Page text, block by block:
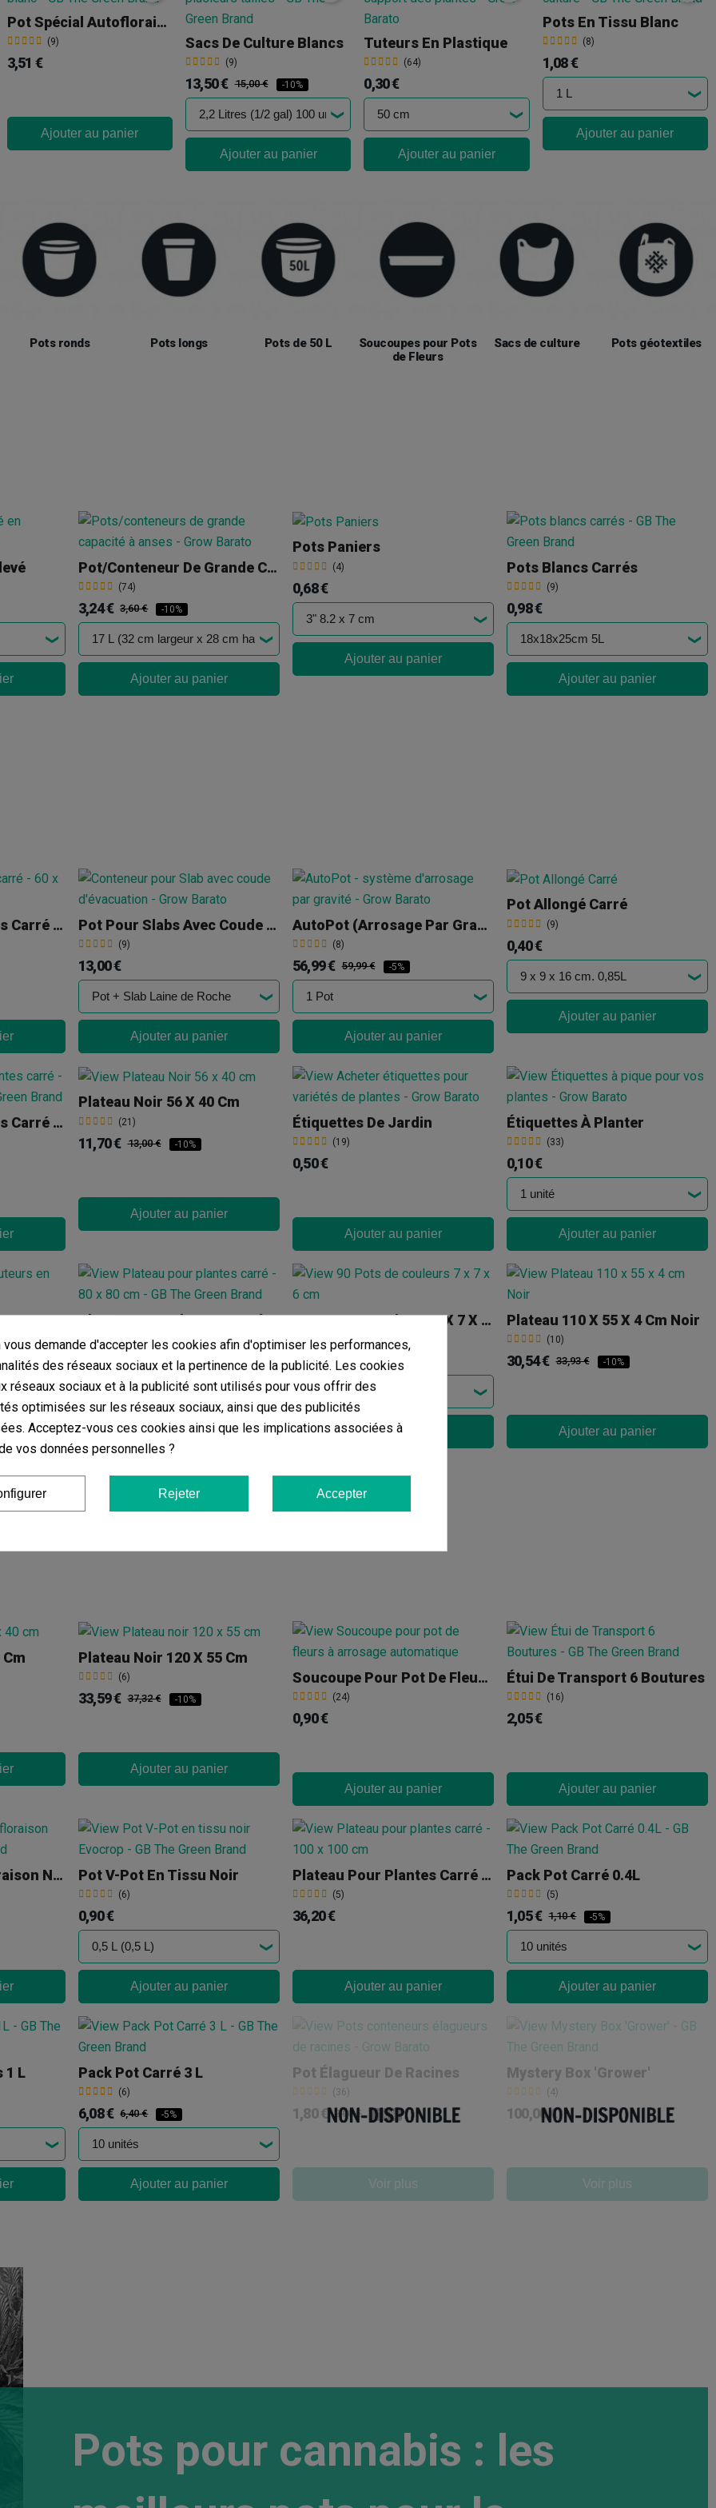
Pot Spécial Autofloraison Blanc
(9)
3,51 €
Ajouter au panier
Sacs De Culture Blancs
(9)
13,50 € 15,00 € -10%
Ajouter au panier
Tuteurs En Plastique
(64)
0,30 €
Ajouter au panier
Pots En Tissu Blanc
(8)
1,08 €
Ajouter au panier
Pots ronds Pots longs Pots de 50 L
Soucoupes pour Pots
de Fleurs
Sacs de culture Pots géotextiles
Pot/Conteneur De Grande Capacité À Anses
(74)
3,24 € 3,60 € -10%
Ajouter au panier
Pots Paniers
(4)
0,68 €
Ajouter au panier
Pots Blancs Carrés
(9)
0,98 €
Ajouter au panier
Plateau Pour Plantes Carré - 60 X 60 Cm Pot Pour Slabs Avec Coude D'évacuation
(9)
13,00 €
Ajouter au panier
AutoPot (arrosage Par Gravité)
(8)
56,99 € 59,99 € -5%
Ajouter au panier
Pot Allongé Carré
(9)
0,40 €
Ajouter au panier
Plateau Pour Plantes Carré - 120 X 120 Cm
Plateau Noir 56 X 40 Cm
(21)
11,70 € 13,00 € -10%
Ajouter au panier
Étiquettes De Jardin
(19)
0,50 €
Ajouter au panier
Étiquettes À Planter
(33)
0,10 €
Ajouter au panier
Capuchon Pour Tuteurs En Plastique Plateau Pour Plantes Carré - 80 X 80 Cm
(16)
31,63 €
Ajouter au panier
90 Pots De Couleurs 7 X 7 X 6 Cm
(7)
12,00 €
Ajouter au panier
Plateau 110 X 55 X 4 Cm Noir
(10)
30,54 € 33,93 € -10%
Ajouter au panier
Plateau Noir 120 X 55 Cm
(6)
33,59 € 37,32 € -10%
Ajouter au panier
Soucoupe Pour Pot De Fleurs À Arrosage Automatique
(24)
0,90 €
Ajouter au panier
Étui De Transport 6 Boutures
(16)
2,05 €
Ajouter au panier
Pot Spécial Autofloraison Noir Pot V-Pot En Tissu Noir
(6)
0,90 €
Ajouter au panier
Plateau Pour Plantes Carré - 100 X 100 Cm
(5)
36,20 €
Ajouter au panier
Pack Pot Carré 0.4L
(5)
1,05 € 1,10 € -5%
Ajouter au panier
1 L Pack Pot Carré 3 L
(6)
6,08 € 6,40 € -5%
Ajouter au panier
Pot Élagueur De Racines
(36)
1,80 € 2,00 € -10%
Voir plus
Mystery Box 'Grower'
(4)
100,00 €
Voir plus
Pots pour cannabis : les
vous demande d'accepter les cookies afin d'optimiser les performances,
des réseaux sociaux et la pertinence de la publicité. Les cookies
réseaux sociaux et à la publicité sont utilisés pour vous offrir des
optimisées sur les réseaux sociaux, ainsi que des publicités
Acceptez-vous ces cookies ainsi que les implications associées à
vos données personnelles ?
Rejeter Accepter